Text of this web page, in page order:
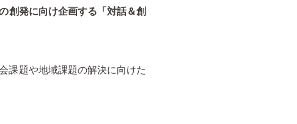
創発に向け企画する「対話＆創
課題や地域課題の解決に向けた